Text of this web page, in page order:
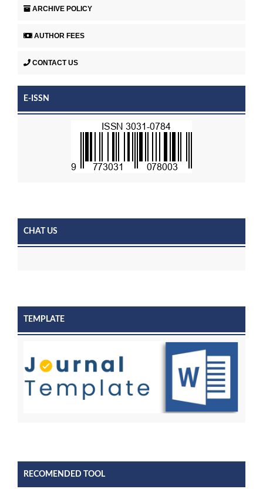
ARCHIVE POLICY
AUTHOR FEES
CONTACT US
E-ISSN
CHAT US
TEMPLATE
RECOMENDED TOOL